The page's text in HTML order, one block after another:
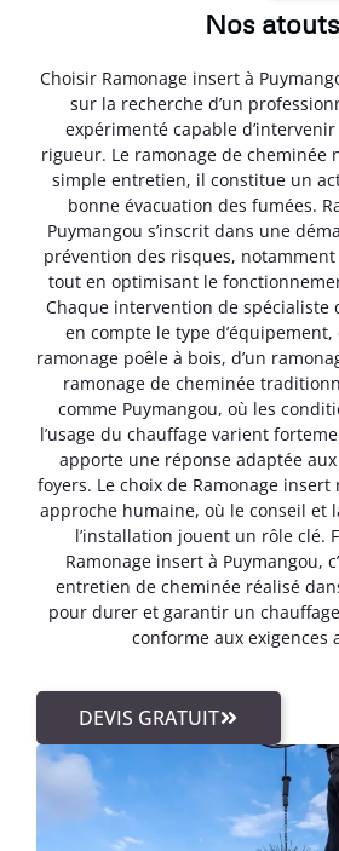
Nos atouts
Choisir Ramonage insert à
sur la recherche d’un
expérimenté capable
rigueur. Le ramonage de cheminée
simple entretien, il constitue un
bonne évacuation des fumées.
Puymangou s’inscrit dans une
prévention des risques,
tout en optimisant le
Chaque intervention de spécialiste
en compte le type d’équipement,
ramonage poêle à bois, d’un
ramonage de cheminée
comme Puymangou, où les
l’usage du chauffage varient
apporte une réponse adaptée
foyers. Le choix de Ramonage
approche humaine, où le conseil et
l’installation jouent un rôle clé.
Ramonage insert à Puymangou,
entretien de cheminée réalisé
pour durer et garantir un
conforme aux exigences
DEVIS GRATUIT